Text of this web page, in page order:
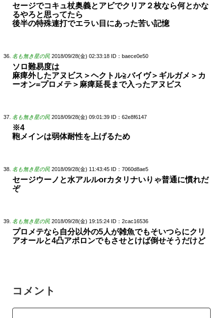
セージでコキュ杖奥義とアビでクリア２枚なら何とかな
るやろと思ってたら
後半の特殊連打でエラい目にあった苦い記憶
名も無き星の民 2018/09/28(金) 02:33:18 ID：baece0e50
ソロ難易度は
麻痺外したアヌビス＞ヘクトル≧バイヴ＞ギルガメ＞カ
ーオン=プロメテ＞麻痺延長まで入ったアヌビス
名も無き星の民 2018/09/28(金) 09:01:39 ID：62e8f6147
※4
鞄メインは弱体耐性を上げるため
名も無き星の民 2018/09/28(金) 11:43:45 ID：7060d8ae5
セージウーノと水アルルorカタリナいりゃ普通に慣れだ
ぞ
名も無き星の民 2018/09/28(金) 19:15:24 ID：2cac16536
プロメテなら自分以外の5人が雑魚でもそいつらにクリ
アオールと4凸アポロンでもさせとけば倒せそうだけど
コメント